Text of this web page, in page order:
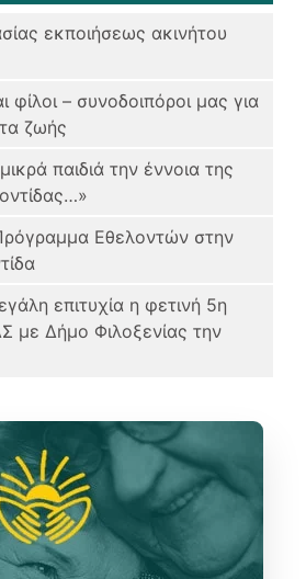
εκποιήσεως ακινήτου
φίλοι – συνοδοιπόροι μας για
ζωής
παιδιά την έννοια της
Εθελοντών στην
επιτυχία η φετινή 5η
με Δήμο Φιλοξενίας την